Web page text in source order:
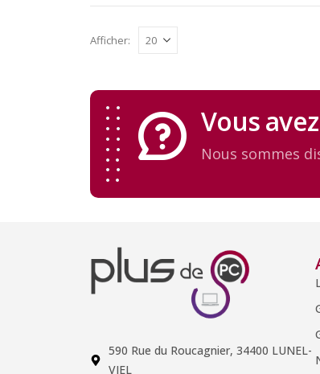
Afficher:
Vous
Nous sommes
590 Rue du Roucagnier, 34400 LUNEL-
VIEL